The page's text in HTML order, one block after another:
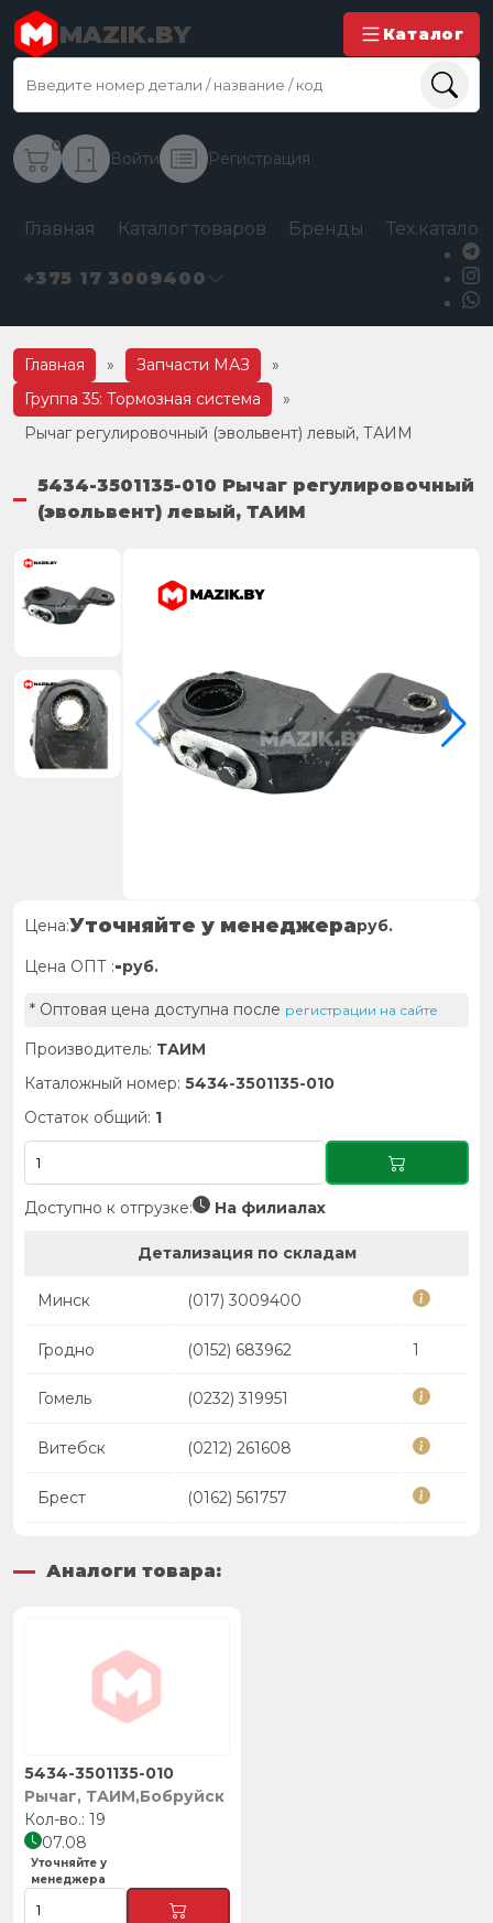
MAZIK.BY Каталог
0
Войти Регистрация
Главная Каталог товаров Бренды
+375 17 3009400
Главная » Запчасти МАЗ
»
Группа 35: Тормозная система
»
Рычаг регулировочный (эвольвент) левый, ТАИМ
5434-3501135-010 Рычаг регулировочный
(эвольвент) левый, ТАИМ
Цена:Уточняйте у менеджераруб.
Цена ОПТ :-руб.
* Оптовая цена доступна после регистрации на сайте
Производитель: ТАИМ
Каталожный номер: 5434-3501135-010
Остаток общий: 1
Доступно к отгрузке: На филиалах
Детализация по складам
Минск (017) 3009400
Гродно (0152) 683962 1
Гомель (0232) 319951
Витебск (0212) 261608
Брест (0162) 561757
Аналоги товара:
Рычаг, ТАИМ,Бобруйск
5434-3501135-010
19
07.08
Уточняйте у
менеджера